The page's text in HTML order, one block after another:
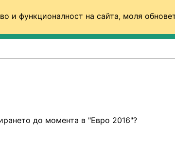
и функционалност на сайта, моля
до момента в "Евро 2016"?